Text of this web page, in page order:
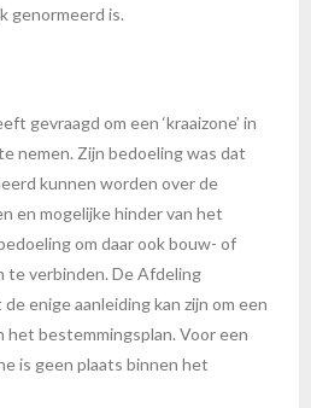
genormeerd is.
gevraagd om een ‘kraaizone’ in
nemen. Zijn bedoeling was dat
kunnen worden over de
en mogelijke hinder van het
om daar ook bouw- of
te verbinden. De Afdeling
enige aanleiding kan zijn om een
het bestemmingsplan. Voor een
is geen plaats binnen het